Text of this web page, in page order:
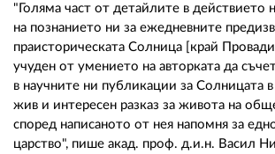
"Голяма част от детайлите в действието
на познанието ни за ежедневните
праисторическата Солница [край
учуден от умението на авторката да
в научните ни публикации за Солницата
жив и интересен разказ за живота на
според написаното от нея напомня за
царство", пише акад. проф. д.и.н. Васил